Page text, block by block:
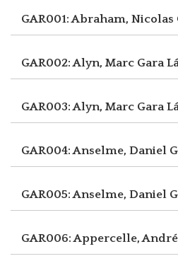
GAR001: Abraham, Nicolas
GAR002: Alyn, Marc Gara
GAR003: Alyn, Marc Gara
GAR004: Anselme, Daniel
GAR005: Anselme, Daniel
GAR006: Appercelle,